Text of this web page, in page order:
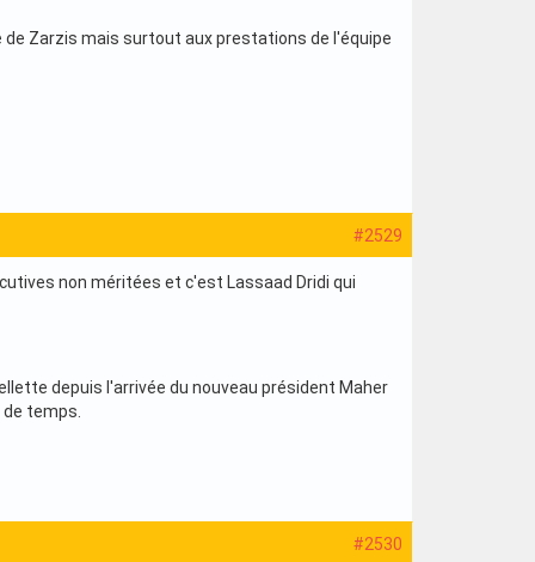
Zarzis mais surtout aux prestations de l'équipe
#2529
non méritées et c'est Lassaad Dridi qui
depuis l'arrivée du nouveau président Maher
de temps.
#2530